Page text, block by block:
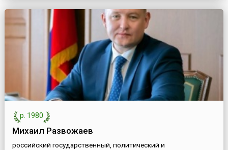
р. 1980
Михаил Развожаев
российский государственный, политический и